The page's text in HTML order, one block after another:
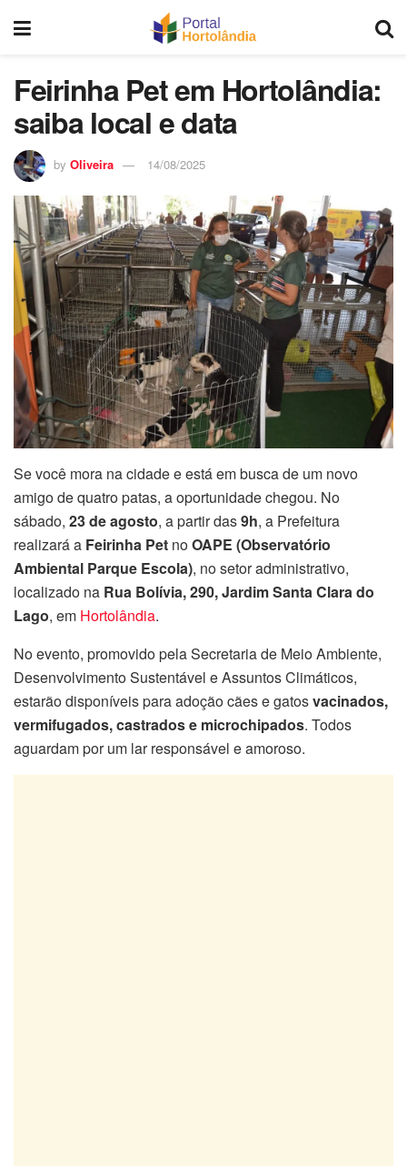
Feirinha Pet em Hortolândia:
saiba local e data
by Oliveira 14/08/2025
Se você mora na cidade e está em busca de um novo
amigo de quatro patas, a oportunidade chegou. No
sábado, 23 de agosto, a partir das9h, a Prefeitura
realizará a Feirinha Pet noOAPE (Observatório
Ambiental Parque Escola), no setor administrativo,
localizado na Rua Bolívia, 290, Jardim Santa Clara do
Lago, em Hortolândia.
No evento, promovido pela Secretaria de Meio Ambiente,
Desenvolvimento Sustentável e Assuntos Climáticos,
estarão disponíveis para adoção cães e gatosvacinados,
vermifugados, castrados e microchipados. Todos
aguardam por um lar responsável e amoroso.